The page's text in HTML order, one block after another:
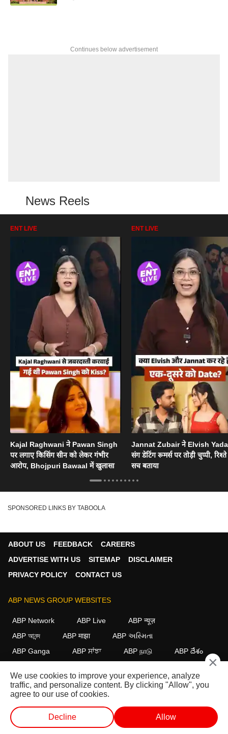
Continues below advertisement
News Reels
ENT LIVE
Kajal Raghwani ने Pawan Singh
पर लगाए किसिंग सीन को लेकर गंभीर
आरोप, Bhojpuri Bawaal में खुलासा
ENT LIVE
Jannat Zubair ने Elvish
संग डेटिंग रूमर्स पर तोड़ी चुप्पी,
सच बताया
SPONSORED LINKS BY TABOOLA
ABOUT US FEEDBACK
CAREERS
ADVERTISE WITH US
SITEMAP
DISCLAIMER
PRIVACY POLICY
CONTACT US
ABP NEWS GROUP WEBSITES
ABP Network ABP Live
ABP न्यूज़
ABP আনন্দ
ABP माझा
ABP અસ્મિતા
ABP Ganga
ABP ਸਾਂਝਾ ABP நாடு ABP దేశం
FOLLOW US
This website follows the DNPA Code of Ethics.
Copyright@2026.
All rights reserved.
×
We use cookies to improve your experience, analyze
traffic, and personalize content. By clicking "Allow", you
agree to our use of cookies.
Decline Allow